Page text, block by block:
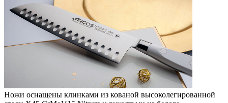
Ножи оснащены клинками из кованой высоколегированной